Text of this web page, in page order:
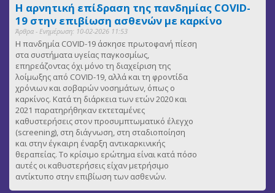
Η αρνητική επίδραση της πανδημίας COVID-
19 στην επιβίωση ασθενών με καρκίνο
Άρθρα - Ενημέρωση: 10-02-2026 11:53
Η πανδημία COVID-19 άσκησε πρωτοφανή πίεση
στα συστήματα υγείας παγκοσμίως,
επηρεάζοντας όχι μόνο τη διαχείριση της
λοίμωξης από COVID-19, αλλά και τη φροντίδα
χρόνιων και σοβαρών νοσημάτων, όπως ο
καρκίνος. Κατά τη διάρκεια των ετών 2020 και
2021 παρατηρήθηκαν εκτεταμένες
καθυστερήσεις στον προσυμπτωματικό έλεγχο
(screening), στη διάγνωση, στη σταδιοποίηση
και στην έγκαιρη έναρξη αντικαρκινικής
θεραπείας. Το κρίσιμο ερώτημα είναι κατά πόσο
αυτές οι καθυστερήσεις είχαν μετρήσιμο
αντίκτυπο στην επιβίωση των ασθενών.